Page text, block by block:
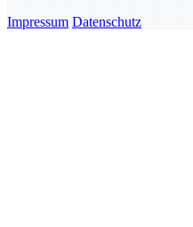
Impressum Datenschutz